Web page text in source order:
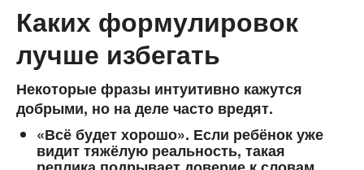
Каких формулировок
лучше избегать
Некоторые фразы интуитивно кажутся
добрыми, но на деле часто вредят.
«Всё будет хорошо». Если ребёнок уже
видит тяжёлую реальность, такая